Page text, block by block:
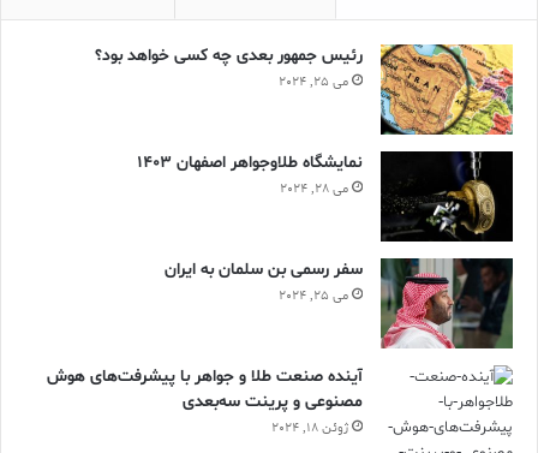
رئیس جمهور بعدی چه کسی خواهد بود؟
می 25, 2024
نمایشگاه طلاوجواهر اصفهان 1403
می 28, 2024
سفر رسمی بن سلمان به ایران
می 25, 2024
آینده صنعت طلا و جواهر با پیشرفت‌های هوش
مصنوعی و پرینت سه‌بعدی
ژوئن 18, 2024